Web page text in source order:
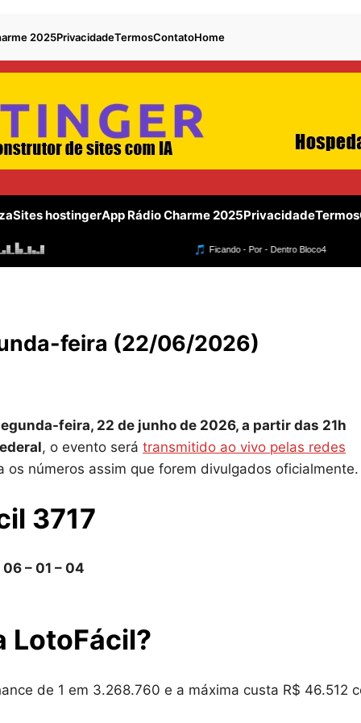
2025PrivacidadeTermosContatoHome
Sites hostingerApp Rádio Charme 2025PrivacidadeTermos
feira (22/06/2026)
feira, 22 de junho de 2026, a partir das 21h
, o evento será transmitido ao vivo pelas redes
números assim que forem divulgados oficialmente.
3717
06 – 01 – 04
LotoFácil?
de 1 em 3.268.760 e a máxima custa R$ 46.512